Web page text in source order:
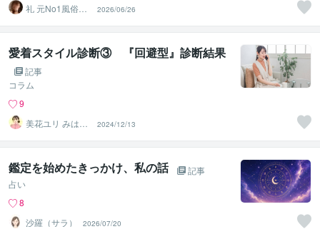
礼 元No1風俗嬢･
精神保健福祉士
2026/06/26
愛着スタイル診断③ 『回避型』診断結果
記事
コラム
9
美花ユリ みはな
ゆり
2024/12/13
鑑定を始めたきっかけ、私の話
記事
占い
8
沙羅（サラ）
2026/07/20